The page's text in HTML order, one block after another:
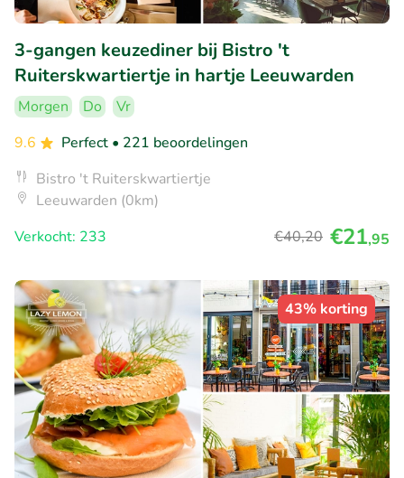
3-gangen keuzediner bij Bistro 't
Ruiterskwartiertje in hartje Leeuwarden
Morgen Do
Vr
9.6
Perfect • 221 beoordelingen
Bistro 't Ruiterskwartiertje
Leeuwarden (0km)
Verkocht: 233
€40,20 €21,95
43% korting